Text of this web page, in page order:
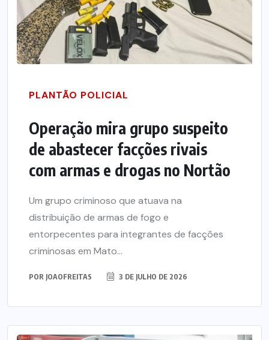
PLANTÃO POLICIAL
Operação mira grupo suspeito
de abastecer facções rivais
com armas e drogas no Nortão
Um grupo criminoso que atuava na
distribuição de armas de fogo e
entorpecentes para integrantes de facções
criminosas em Mato...
POR JOAOFREITAS 3 DE JULHO DE 2026